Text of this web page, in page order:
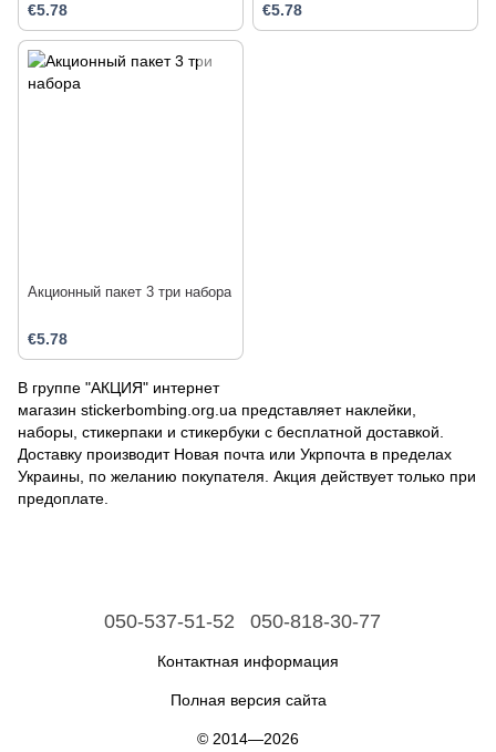
€5.78 €5.78
Акционный пакет 3 три набора
€5.78
В группе "АКЦИЯ" интернет
магазин stickerbombing.org.ua представляет наклейки,
наборы, стикерпаки и стикербуки с бесплатной доставкой.
Доставку производит Новая почта или Укрпочта в пределах
Украины, по желанию покупателя. Акция действует только при
предоплате.
050-537-51-52 050-818-30-77
Контактная информация
Полная версия сайта
© 2014—2026